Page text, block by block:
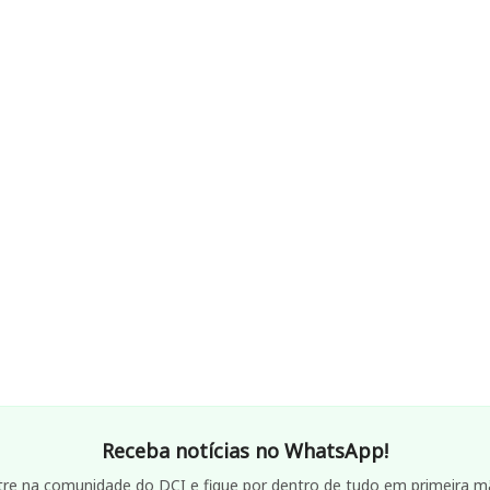
Receba notícias no WhatsApp!
na comunidade do DCI e fique por dentro de tudo em primeira